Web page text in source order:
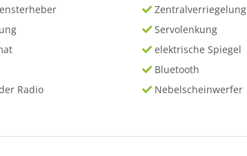
Radio
Zentralverriegelung
Servolenkung
elektrische Spiegel
Bluetooth
Nebelscheinwerfer